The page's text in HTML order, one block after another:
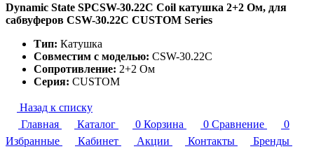
Dynamic State SPCSW-30.22С Coil катушка 2+2 Ом, для
сабвуферов CSW-30.22С CUSTOM Series
Тип: Катушка
Совместим с моделью: CSW-30.22С
Сопротивление: 2+2 Ом
Серия: CUSTOM
Назад к списку
Главная
Каталог 0 Корзина 0 Сравнение
0
Избранные
Кабинет Акции Контакты
Бренды